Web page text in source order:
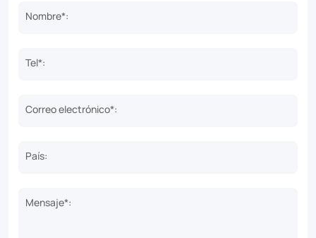
Nombre*:
Tel*:
Correo electrónico*:
País:
Mensaje*: